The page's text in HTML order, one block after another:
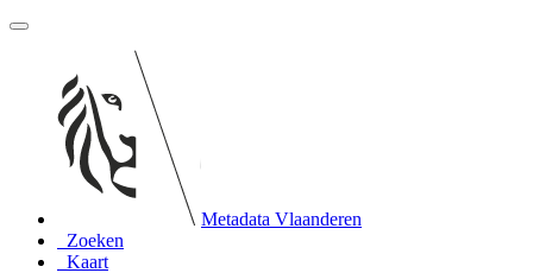
Metadata Vlaanderen
Zoeken
Kaart